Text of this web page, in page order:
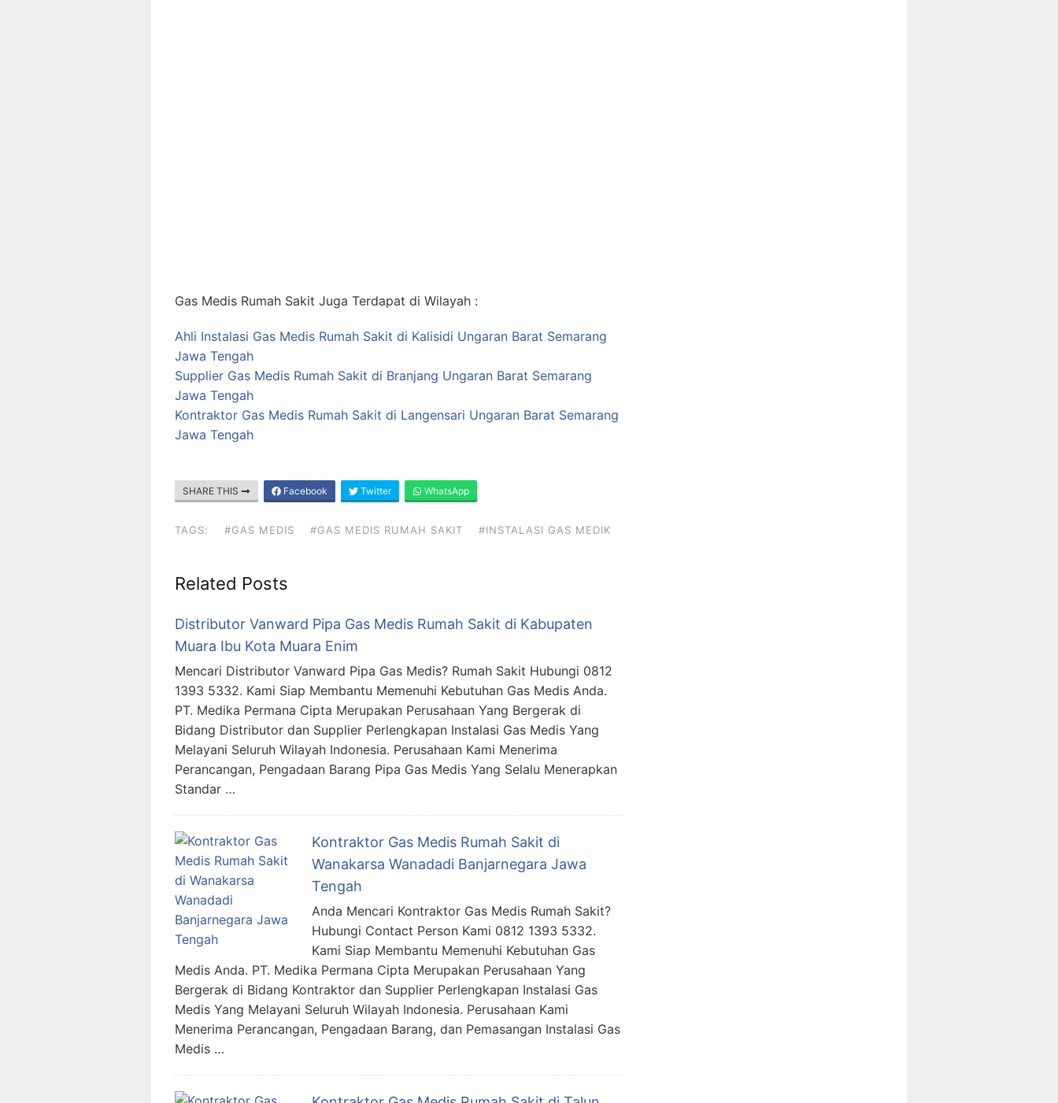
Gas Medis Rumah Sakit Juga Terdapat di Wilayah :
Ahli Instalasi Gas Medis Rumah Sakit di Kalisidi Ungaran Barat Semarang
Jawa Tengah
Supplier Gas Medis Rumah Sakit di Branjang Ungaran Barat Semarang
Jawa Tengah
Kontraktor Gas Medis Rumah Sakit di Langensari Ungaran Barat Semarang
Jawa Tengah
SHARE THIS Facebook Twitter WhatsApp
TAGS: #GAS MEDIS #GAS MEDIS RUMAH SAKIT #INSTALASI GAS MEDIK
Related Posts
Distributor Vanward Pipa Gas Medis Rumah Sakit di Kabupaten
Muara Ibu Kota Muara Enim
Mencari Distributor Vanward Pipa Gas Medis? Rumah Sakit Hubungi 0812
1393 5332. Kami Siap Membantu Memenuhi Kebutuhan Gas Medis Anda.
PT. Medika Permana Cipta Merupakan Perusahaan Yang Bergerak di
Bidang Distributor dan Supplier Perlengkapan Instalasi Gas Medis Yang
Melayani Seluruh Wilayah Indonesia. Perusahaan Kami Menerima
Perancangan, Pengadaan Barang Pipa Gas Medis Yang Selalu Menerapkan
Standar …
Kontraktor Gas Medis Rumah Sakit di
Wanakarsa Wanadadi Banjarnegara Jawa
Tengah
Anda Mencari Kontraktor Gas Medis Rumah Sakit?
Hubungi Contact Person Kami 0812 1393 5332.
Kami Siap Membantu Memenuhi Kebutuhan Gas
Medis Anda. PT. Medika Permana Cipta Merupakan Perusahaan Yang
Bergerak di Bidang Kontraktor dan Supplier Perlengkapan Instalasi Gas
Medis Yang Melayani Seluruh Wilayah Indonesia. Perusahaan Kami
Menerima Perancangan, Pengadaan Barang, dan Pemasangan Instalasi Gas
Medis …